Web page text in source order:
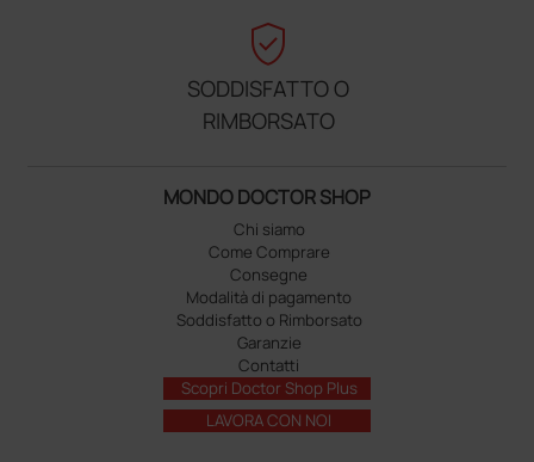
verified_user
SODDISFATTO O
RIMBORSATO
MONDO DOCTOR SHOP
Chi siamo
Come Comprare
Consegne
Modalità di pagamento
Soddisfatto o Rimborsato
Garanzie
Contatti
Scopri Doctor Shop Plus
LAVORA CON NOI